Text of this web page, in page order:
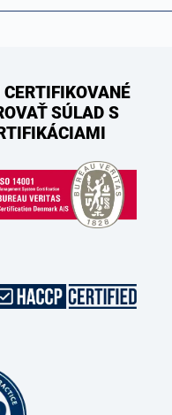
SÚLAD S